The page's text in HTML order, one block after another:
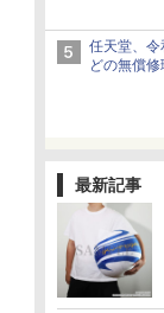
任天堂、
どの無償
最新記事